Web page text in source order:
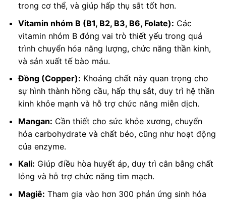
trong cơ thể, và giúp hấp thụ sắt tốt hơn.
Vitamin nhóm B (B1, B2, B3, B6, Folate): Các
vitamin nhóm B đóng vai trò thiết yếu trong quá
trình chuyển hóa năng lượng, chức năng thần kinh,
và sản xuất tế bào máu.
Đồng (Copper): Khoáng chất này quan trọng cho
sự hình thành hồng cầu, hấp thụ sắt, duy trì hệ thần
kinh khỏe mạnh và hỗ trợ chức năng miễn dịch.
Mangan: Cần thiết cho sức khỏe xương, chuyển
hóa carbohydrate và chất béo, cũng như hoạt động
của enzyme.
Kali: Giúp điều hòa huyết áp, duy trì cân bằng chất
lỏng và hỗ trợ chức năng tim mạch.
Magiê: Tham gia vào hơn 300 phản ứng sinh hóa